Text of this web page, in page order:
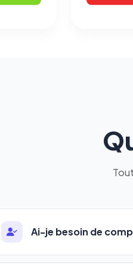
Ai-je besoin de
Absolument pas. Notre